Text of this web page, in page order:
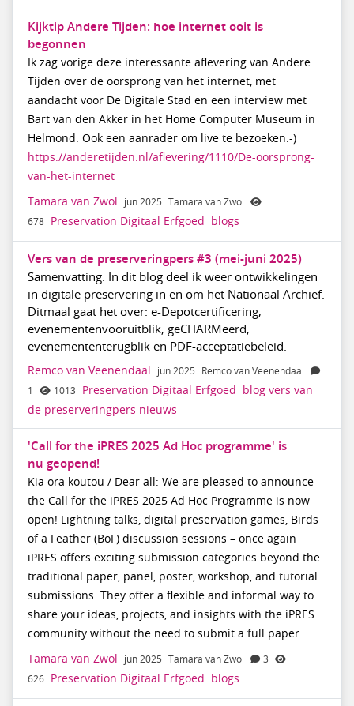
Kijktip Andere Tijden: hoe internet ooit is
begonnen
Ik zag vorige deze interessante aflevering van Andere
Tijden over de oorsprong van het internet, met
aandacht voor De Digitale Stad en een interview met
Bart van den Akker in het Home Computer Museum in
Helmond. Ook een aanrader om live te bezoeken:-)
https://anderetijden.nl/aflevering/1110/De-oorsprong-
van-het-internet
Tamara van Zwol jun 2025 Tamara van Zwol
678 Preservation Digitaal Erfgoed blogs
Vers van de preserveringpers #3 (mei-juni 2025)
Samenvatting: In dit blog deel ik weer ontwikkelingen
in digitale preservering in en om het Nationaal Archief.
Ditmaal gaat het over: e-Depotcertificering,
evenementenvooruitblik, geCHARMeerd,
evenemententerugblik en PDF-acceptatiebeleid.
Remco van Veenendaal jun 2025 Remco van Veenendaal
1
1013 Preservation Digitaal Erfgoed blog vers van
de preserveringpers nieuws
'Call for the iPRES 2025 Ad Hoc programme' is
nu geopend!
Kia ora koutou / Dear all: We are pleased to announce
the Call for the iPRES 2025 Ad Hoc Programme is now
open! Lightning talks, digital preservation games, Birds
of a Feather (BoF) discussion sessions – once again
iPRES offers exciting submission categories beyond the
traditional paper, panel, poster, workshop, and tutorial
submissions. They offer a flexible and informal way to
share your ideas, projects, and insights with the iPRES
community without the need to submit a full paper. ...
Tamara van Zwol jun 2025 Tamara van Zwol
3
626 Preservation Digitaal Erfgoed blogs